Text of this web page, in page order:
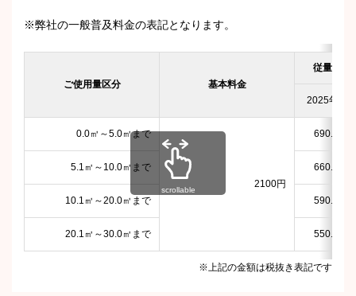
※弊社の一般普及料金の表記となります。
ご使用量区分 基本料金
従量料金
2025年4月
0.0㎥～5.0㎥まで
2100円
690.81円
5.1㎥～10.0㎥まで 660.81円
10.1㎥～20.0㎥まで 590.81円
20.1㎥～30.0㎥まで 550.81円
scrollable
※上記の金額は税抜き表記です